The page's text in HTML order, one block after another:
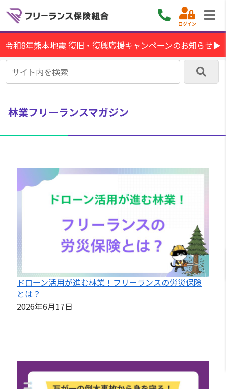
ログイン
令和8年熊本地震 復旧・復興応援キャンペーンのお知らせ▶
林業フリーランスマガジン
ドローン活用が進む林業！フリーランスの労災保険
とは？
2026年6月17日